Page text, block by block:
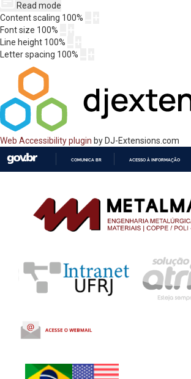
Read mode
Content scaling 100%
Font size 100%
Line height 100%
Letter spacing 100%
Web Accessibility plugin by DJ-Extensions.com
CONTEÚDO
COMUNICA BR ACESSO À INFORMAÇÃO